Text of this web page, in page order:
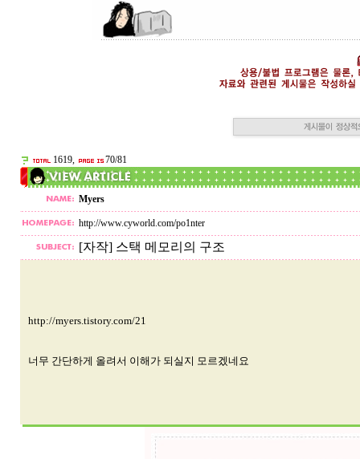
1619, 70/81
Myers
http://www.cyworld.com/po1nter
[자작] 스택 메모리의 구조
http://myers.tistory.com/21
너무 간단하게 올려서 이해가 되실지 모르겠네요